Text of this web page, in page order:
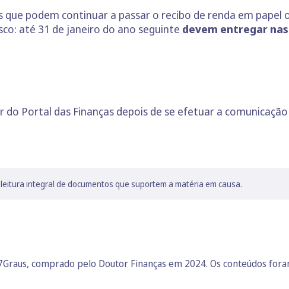
podem continuar a passar o recibo de renda em papel
até 31 de janeiro do ano seguinte devem entregar
Portal das Finanças depois de se efetuar a
integral de documentos que suportem a matéria em causa.
comprado pelo Doutor Finanças em 2024. Os conteúdos